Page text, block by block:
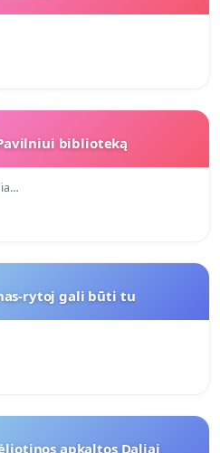
biblioteką
rytoj gali būti tu
apkaltos Daliai